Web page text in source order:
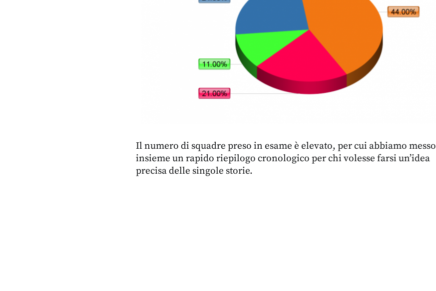
Il numero di squadre preso in esame è elevato, per cui abbiamo messo
insieme un rapido riepilogo cronologico per chi volesse farsi un’idea
precisa delle singole storie.